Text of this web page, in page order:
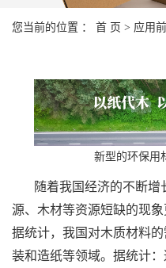
您当前的位置 ： 首 页 > 应用
新型的环保
随着我国经济的不断
源、木材等资源短缺的现
据统计，我国对木质材料
装和造纸等领域。据统计